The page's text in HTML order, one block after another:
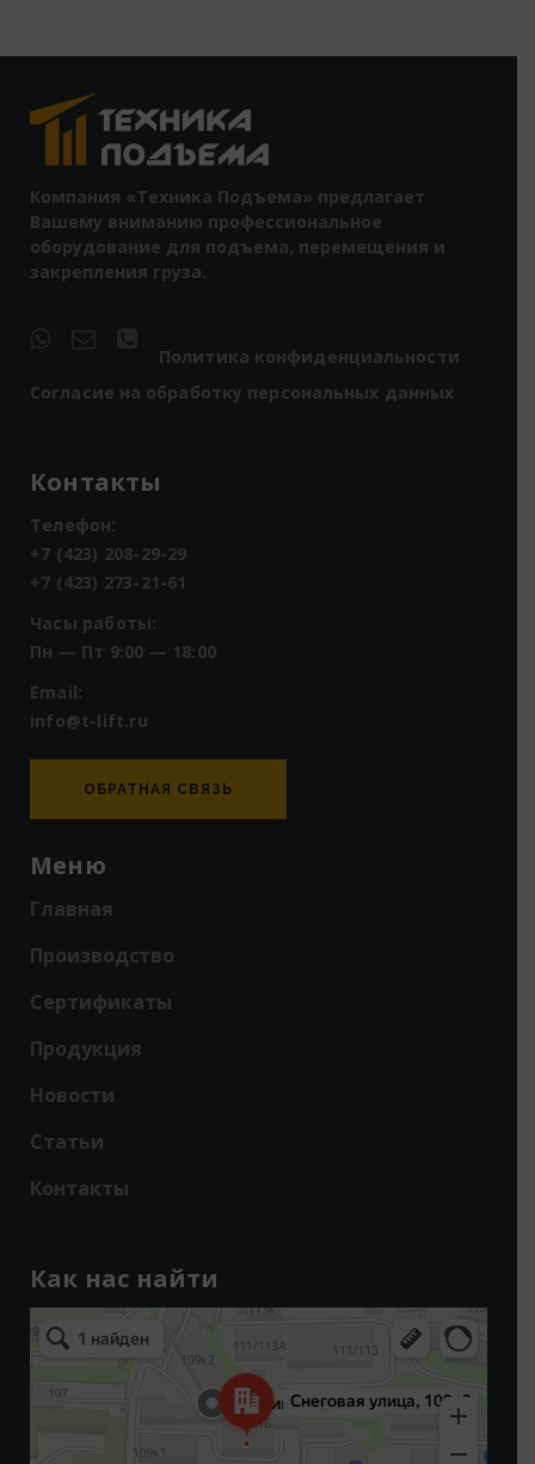
Компания «Техника Подъема» предлагает
Вашему вниманию профессиональное
оборудование для подъема, перемещения и
закрепления груза.
Политика конфиденциальности
Согласие на обработку персональных данных
Контакты
Телефон:
+7 (423) 208-29-29
+7 (423) 273-21-61
Часы работы:
Пн — Пт 9:00 — 18:00
Email:
info@t-lift.ru
ОБРАТНАЯ СВЯЗЬ
Меню
Главная
Производство
Сертификаты
Продукция
Новости
Статьи
Контакты
Как нас найти
Снеговая улица, 109к3 — Яндекс Карты